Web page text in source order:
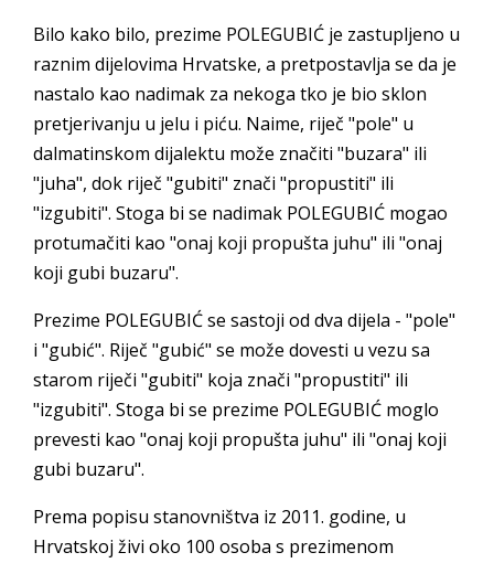
Bilo kako bilo, prezime POLEGUBIĆ je zastupljeno u
raznim dijelovima Hrvatske, a pretpostavlja se da je
nastalo kao nadimak za nekoga tko je bio sklon
pretjerivanju u jelu i piću. Naime, riječ "pole" u
dalmatinskom dijalektu može značiti "buzara" ili
"juha", dok riječ "gubiti" znači "propustiti" ili
"izgubiti". Stoga bi se nadimak POLEGUBIĆ mogao
protumačiti kao "onaj koji propušta juhu" ili "onaj
koji gubi buzaru".
Prezime POLEGUBIĆ se sastoji od dva dijela - "pole"
i "gubić". Riječ "gubić" se može dovesti u vezu sa
starom riječi "gubiti" koja znači "propustiti" ili
"izgubiti". Stoga bi se prezime POLEGUBIĆ moglo
prevesti kao "onaj koji propušta juhu" ili "onaj koji
gubi buzaru".
Prema popisu stanovništva iz 2011. godine, u
Hrvatskoj živi oko 100 osoba s prezimenom